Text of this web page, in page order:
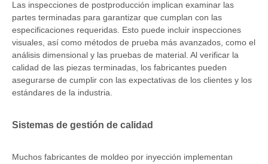
Las inspecciones de postproducción implican examinar las
partes terminadas para garantizar que cumplan con las
especificaciones requeridas. Esto puede incluir inspecciones
visuales, así como métodos de prueba más avanzados, como el
análisis dimensional y las pruebas de material. Al verificar la
calidad de las piezas terminadas, los fabricantes pueden
asegurarse de cumplir con las expectativas de los clientes y los
estándares de la industria.
Sistemas de gestión de calidad
Muchos fabricantes de moldeo por inyección implementan